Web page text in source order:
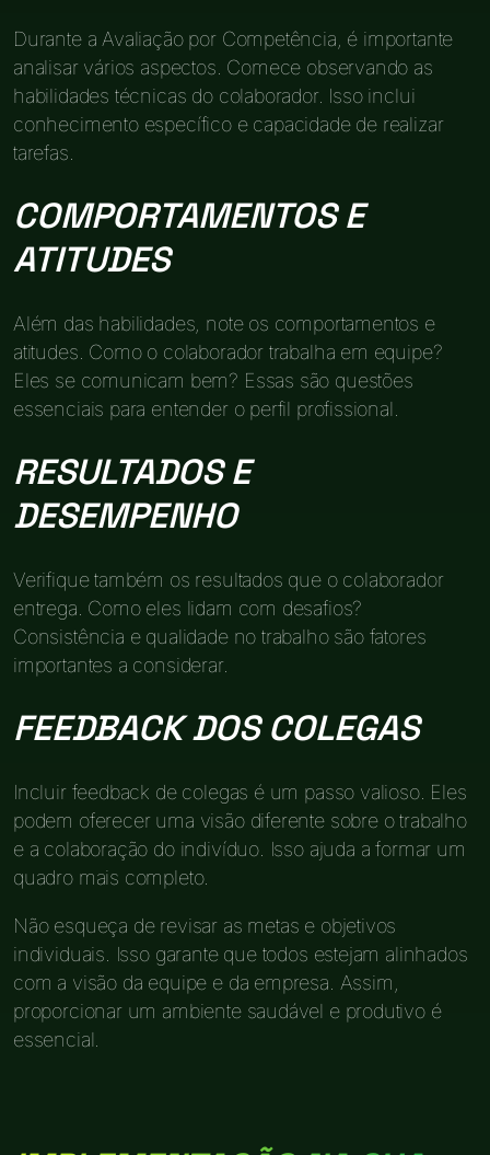
Durante a Avaliação por Competência, é importante
analisar vários aspectos. Comece observando as
habilidades técnicas do colaborador. Isso inclui
conhecimento específico e capacidade de realizar
tarefas.
COMPORTAMENTOS E
ATITUDES
Além das habilidades, note os comportamentos e
atitudes. Como o colaborador trabalha em equipe?
Eles se comunicam bem? Essas são questões
essenciais para entender o perfil profissional.
RESULTADOS E
DESEMPENHO
Verifique também os resultados que o colaborador
entrega. Como eles lidam com desafios?
Consistência e qualidade no trabalho são fatores
importantes a considerar.
FEEDBACK DOS COLEGAS
Incluir feedback de colegas é um passo valioso. Eles
podem oferecer uma visão diferente sobre o trabalho
e a colaboração do indivíduo. Isso ajuda a formar um
quadro mais completo.
Não esqueça de revisar as metas e objetivos
individuais. Isso garante que todos estejam alinhados
com a visão da equipe e da empresa. Assim,
proporcionar um ambiente saudável e produtivo é
essencial.